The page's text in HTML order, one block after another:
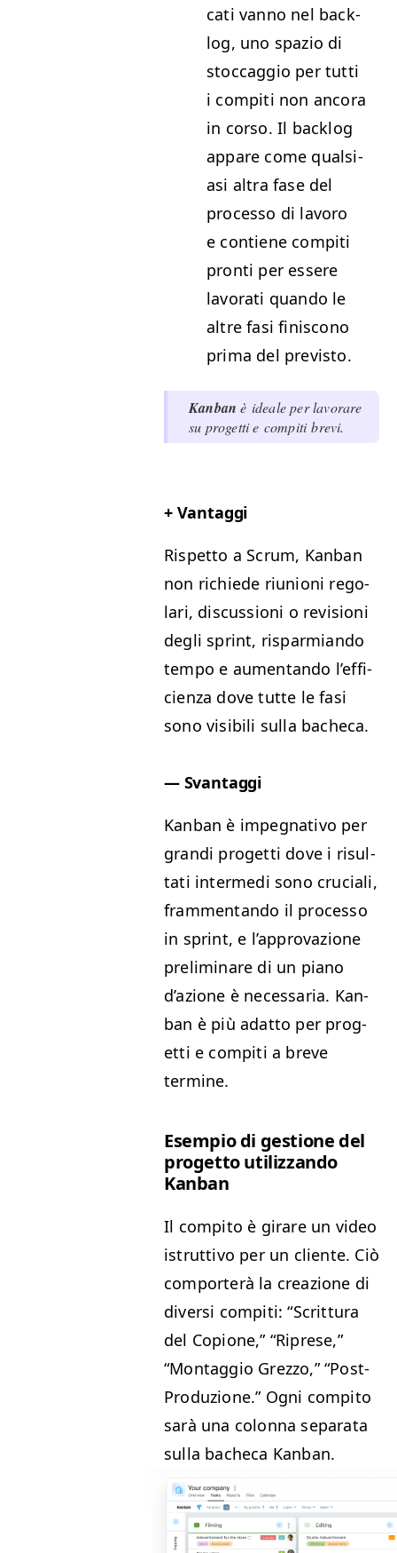
cati van­no nel back­
log, uno spazio di
stoccag­gio per tut­ti
i com­pi­ti non anco­ra
in cor­so. Il back­log
appare come qual­si­
asi altra fase del
proces­so di lavoro
e con­tiene com­pi­ti
pron­ti per essere
lavo­rati quan­do le
altre fasi finis­cono
pri­ma del previsto.
Kan­ban è ide­ale per lavo­rare
su prog­et­ti e com­pi­ti brevi.
+ Van­tag­gi
Rispet­to a Scrum, Kan­ban
non richiede riu­nioni rego­
lari, dis­cus­sioni o revi­sioni
degli sprint, risparmian­do
tem­po e aumen­tan­do l’ef­fi­
cien­za dove tutte le fasi
sono vis­i­bili sul­la bacheca.
— Svan­tag­gi
Kan­ban è impeg­na­ti­vo per
gran­di prog­et­ti dove i risul­
tati inter­me­di sono cru­ciali,
fram­men­tan­do il proces­so
in sprint, e l’ap­provazione
pre­lim­inare di un piano
d’azione è nec­es­saria. Kan­
ban è più adat­to per prog­
et­ti e com­pi­ti a breve
termine.
Esem­pio di ges­tione del
prog­et­to uti­liz­zan­do
Kanban
Il com­pi­to è girare un video
istrut­ti­vo per un cliente. Ciò
com­porterà la creazione di
diver­si com­pi­ti:“Scrit­tura
del Copi­one,” “Riprese,”
“Mon­tag­gio Grez­zo,”“Post-
Pro­duzione.” Ogni com­pi­to
sarà una colon­na sep­a­ra­ta
sul­la bacheca Kanban.